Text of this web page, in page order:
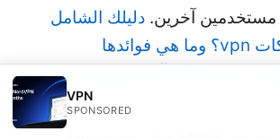
مستخدمين آخرين. دليلك الشامل
كيف تعمل شبكات vpn؟ وما هي فوائدها
واستخداماتها وكيف تختار VPN آمن وتطبيق خطوات
VPN
SPONSORED